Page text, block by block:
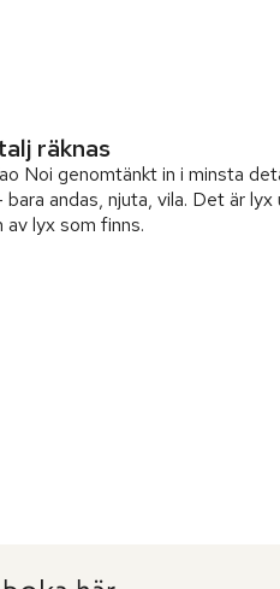
räknas
Noi genomtänkt in i minsta
andas, njuta, vila. Det är lyx
lyx som finns.